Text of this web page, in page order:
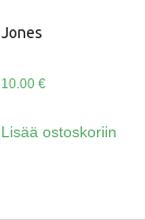
Jones
10.00 €
Lisää ostoskoriin